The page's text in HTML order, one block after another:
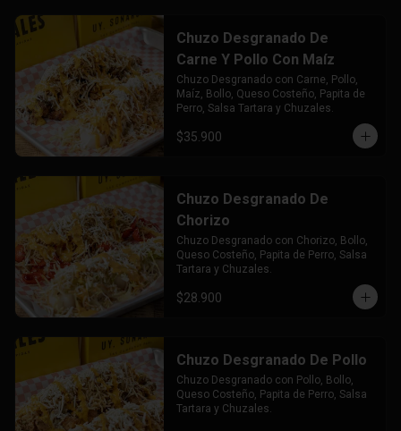
Chuzo Desgranado De
Carne Y Pollo Con Maíz
Chuzo Desgranado con Carne, Pollo,
Maíz, Bollo, Queso Costeño, Papita de
Perro, Salsa Tartara y Chuzales.
$35.900
Chuzo Desgranado De
Chorizo
Chuzo Desgranado con Chorizo, Bollo,
Queso Costeño, Papita de Perro, Salsa
Tartara y Chuzales.
$28.900
Chuzo Desgranado De Pollo
Chuzo Desgranado con Pollo, Bollo,
Queso Costeño, Papita de Perro, Salsa
Tartara y Chuzales.